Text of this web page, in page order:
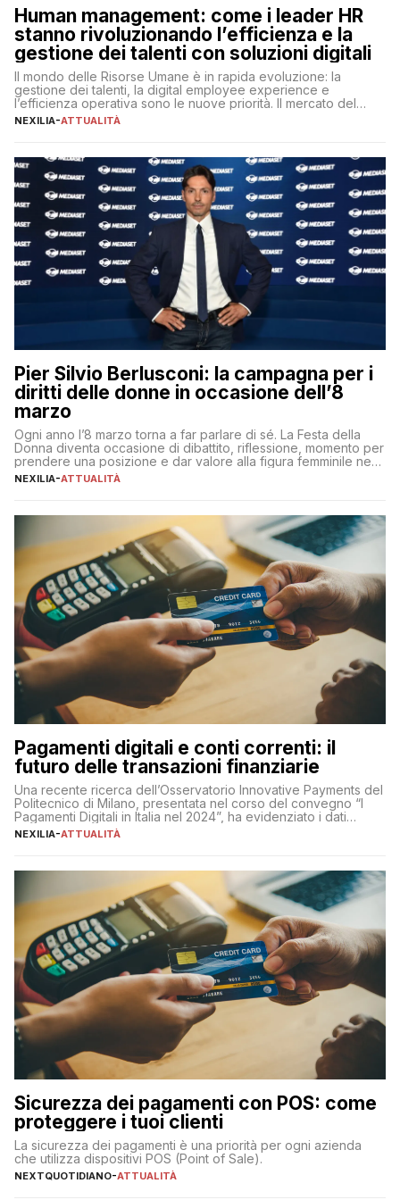
Human management: come i leader HR
stanno rivoluzionando l’efficienza e la
gestione dei talenti con soluzioni digitali
Il mondo delle Risorse Umane è in rapida evoluzione: la
gestione dei talenti, la digital employee experience e
l’efficienza operativa sono le nuove priorità. Il mercato del
lavoro, d’altra parte, è sempre più competitivo con una lotta
NEXILIA-ATTUALITÀ
Pier Silvio Berlusconi: la campagna per i
diritti delle donne in occasione dell’8
marzo
Ogni anno l’8 marzo torna a far parlare di sé. La Festa della
Donna diventa occasione di dibattito, riflessione, momento per
prendere una posizione e dar valore alla figura femminile nella
sua complessità e crucialità. A lanciare un messaggio “forte e
NEXILIA-ATTUALITÀ
Pagamenti digitali e conti correnti: il
futuro delle transazioni finanziarie
Una recente ricerca dell’Osservatorio Innovative Payments del
Politecnico di Milano, presentata nel corso del convegno “I
Pagamenti Digitali in Italia nel 2024”, ha evidenziato i dati
definitivi del primo semestre 2024 relativamente alle
NEXILIA-ATTUALITÀ
Sicurezza dei pagamenti con POS: come
proteggere i tuoi clienti
La sicurezza dei pagamenti è una priorità per ogni azienda
che utilizza dispositivi POS (Point of Sale).
NEXTQUOTIDIANO-ATTUALITÀ